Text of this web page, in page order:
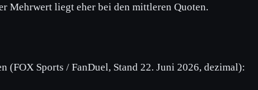
Mehrwert liegt eher bei den mittleren Quoten.
(FOX Sports / FanDuel, Stand 22. Juni 2026, dezimal):